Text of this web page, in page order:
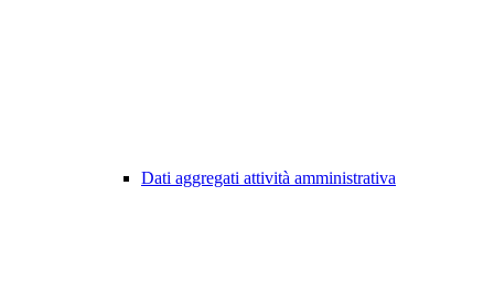
Dati aggregati attività amministrativa